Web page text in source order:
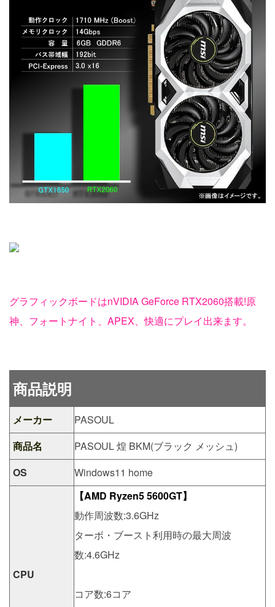
グラフィックボードはnVIDIA GeForce RTX2060搭載!原
神、フォートナイト、APEX、快適にプレイ出来ます。
商品説明
メーカー
PASOUL
商品名
PASOUL 煌 BKM(ブラック メッシュ)
OS
Windows11 home
CPU
【AMD Ryzen5 5600GT】
動作周波数:3.6GHz
ターボ・ブースト利用時の最大周波
数:4.6GHz
コア数:6コア